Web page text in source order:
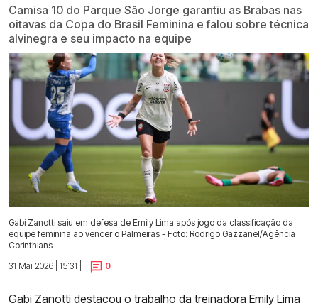
Camisa 10 do Parque São Jorge garantiu as Brabas nas
oitavas da Copa do Brasil Feminina e falou sobre técnica
alvinegra e seu impacto na equipe
Gabi Zanotti saiu em defesa de Emily Lima após jogo da classificação da
equipe feminina ao vencer o Palmeiras - Foto: Rodrigo Gazzanel/Agência
Corinthians
31 Mai 2026 | 15:31 |
0
Gabi Zanotti destacou o trabalho da treinadora Emily Lima